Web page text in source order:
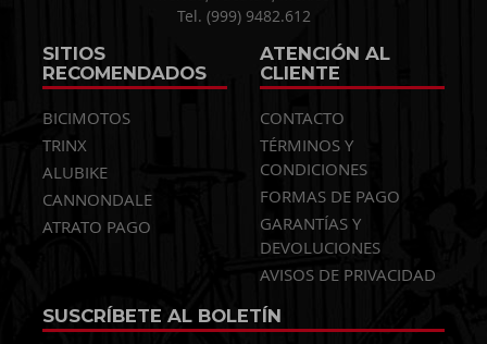
Tel. (999) 9482.612
SITIOS
RECOMENDADOS
BICIMOTOS
TRINX
ALUBIKE
CANNONDALE
ATRATO PAGO
ATENCIÓN AL
CLIENTE
CONTACTO
TÉRMINOS Y
CONDICIONES
FORMAS DE PAGO
GARANTÍAS Y
DEVOLUCIONES
AVISOS DE PRIVACIDAD
SUSCRÍBETE AL BOLETÍN